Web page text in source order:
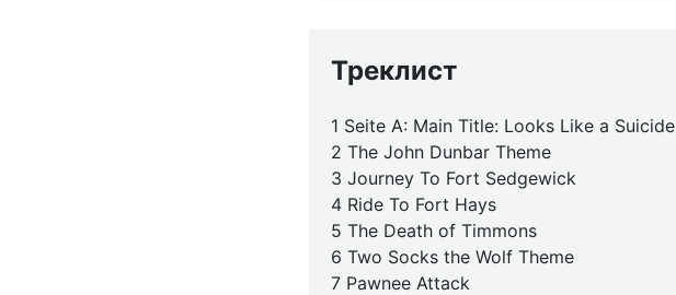
Треклист
1 Seite A: Main Title: Looks Like a Suicide
2 The John Dunbar Theme
3 Journey To Fort Sedgewick
4 Ride To Fort Hays
5 The Death of Timmons
6 Two Socks the Wolf Theme
7 Pawnee Attack